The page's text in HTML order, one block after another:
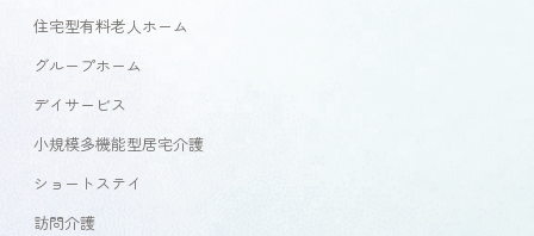
住宅型有料老人ホーム
グループホーム
デイサービス
小規模多機能型居宅介護
ショートステイ
訪問介護